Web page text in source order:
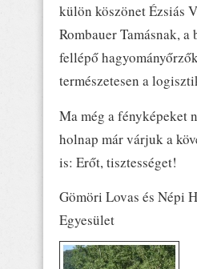
külön köszönet Ézsiás
Rombauer Tamásnak, a
fellépő
természetesen a
Ma még a fényképeket
holnap már várjuk a
is: Erőt, tisztességet!
Gömöri Lovas és Népi
Egyesület